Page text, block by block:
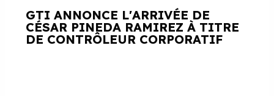
GTI ANNONCE L'ARRIVÉE DE
CÉSAR PINEDA RAMIREZ À TITRE
DE CONTRÔLEUR CORPORATIF